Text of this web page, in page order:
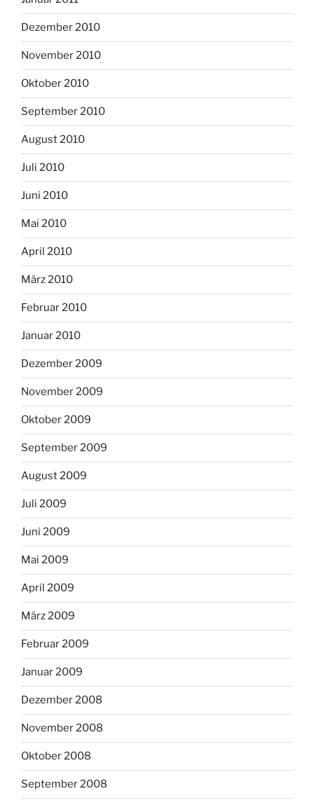
Dezember 2010
November 2010
Oktober 2010
September 2010
August 2010
Juli 2010
Juni 2010
Mai 2010
April 2010
März 2010
Februar 2010
Januar 2010
Dezember 2009
November 2009
Oktober 2009
September 2009
August 2009
Juli 2009
Juni 2009
Mai 2009
April 2009
März 2009
Februar 2009
Januar 2009
Dezember 2008
November 2008
Oktober 2008
September 2008